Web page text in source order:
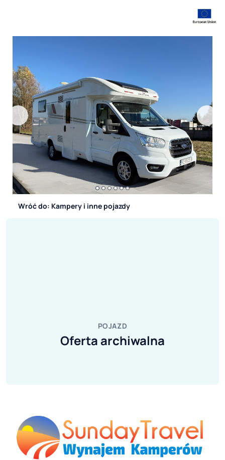
Wróć do: Kampery i inne pojazdy
POJAZD
Oferta archiwalna